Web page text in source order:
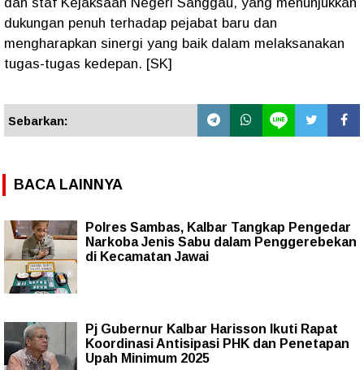
dukungan penuh terhadap pejabat baru dan
mengharapkan sinergi yang baik dalam melaksanakan
tugas-tugas kedepan. [SK]
Sebarkan:
BACA LAINNYA
Polres Sambas, Kalbar Tangkap Pengedar
Narkoba Jenis Sabu dalam Penggerebekan
di Kecamatan Jawai
Pj Gubernur Kalbar Harisson Ikuti Rapat
Koordinasi Antisipasi PHK dan Penetapan
Upah Minimum 2025